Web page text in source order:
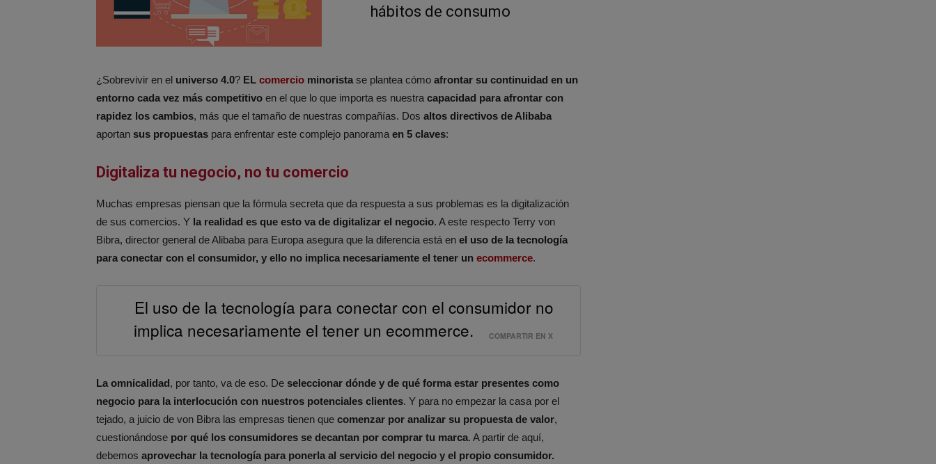
hábitos de consumo
¿Sobrevivir en el universo 4.0? EL comercio minorista se plantea cómo afrontar su continuidad en un
entorno cada vez más competitivo en el que lo que importa es nuestra capacidad para afrontar con
rapidez los cambios, más que el tamaño de nuestras compañías. Dos altos directivos de Alibaba
aportan sus propuestas para enfrentar este complejo panorama en 5 claves:
Digitaliza tu negocio, no tu comercio
Muchas empresas piensan que la fórmula secreta que da respuesta a sus problemas es la digitalización
de sus comercios. Y la realidad es que esto va de digitalizar el negocio. A este respecto Terry von
Bibra, director general de Alibaba para Europa asegura que la diferencia está en el uso de la tecnología
para conectar con el consumidor, y ello no implica necesariamente el tener un ecommerce.
El uso de la tecnología para conectar con el consumidor no
implica necesariamente el tener un ecommerce.
COMPARTIR EN X
La omnicalidad, por tanto, va de eso. De seleccionar dónde y de qué forma estar presentes como
negocio para la interlocución con nuestros potenciales clientes. Y para no empezar la casa por el
tejado, a juicio de von Bibra las empresas tienen que comenzar por analizar su propuesta de valor,
cuestionándose por qué los consumidores se decantan por comprar tu marca. A partir de aquí,
debemos aprovechar la tecnología para ponerla al servicio del negocio y el propio consumidor.